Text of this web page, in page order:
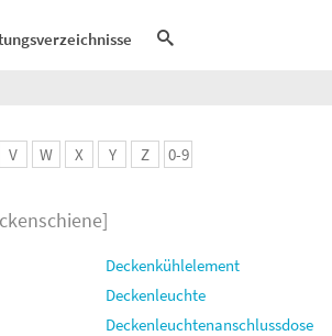
V W X Y Z 0-9
]
Deckenkühlelement
Deckenleuchte
Deckenleuchtenanschlussdose